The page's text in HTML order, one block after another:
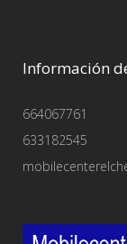
Información
664067761
633182545